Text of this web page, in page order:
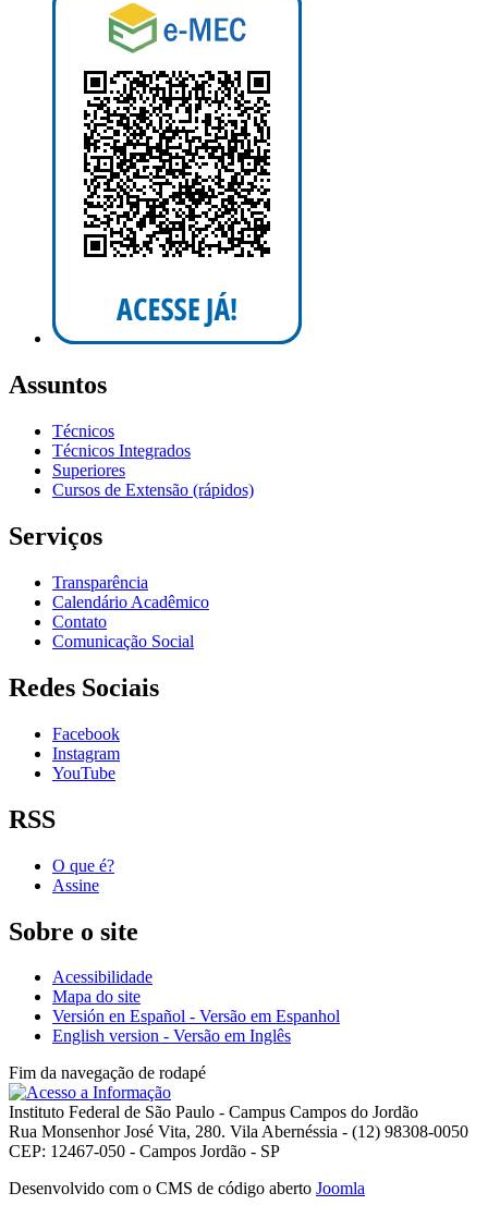
Assuntos
Técnicos
Técnicos Integrados
Superiores
Cursos de Extensão (rápidos)
Serviços
Transparência
Calendário Acadêmico
Contato
Comunicação Social
Redes Sociais
Facebook
Instagram
YouTube
RSS
O que é?
Assine
Sobre o site
Acessibilidade
Mapa do site
Versión en Español - Versão em Espanhol
English version - Versão em Inglês
Fim da navegação de rodapé
Instituto Federal de São Paulo - Campus Campos do Jordão
Rua Monsenhor José Vita, 280. Vila Abernéssia - (12) 98308-0050
CEP: 12467-050 - Campos Jordão - SP
Desenvolvido com o CMS de código aberto Joomla